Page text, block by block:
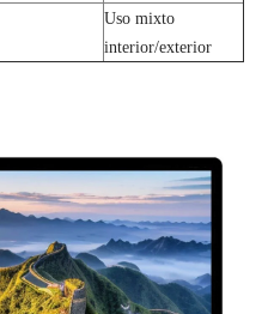
Uso mixto
interior/exterior